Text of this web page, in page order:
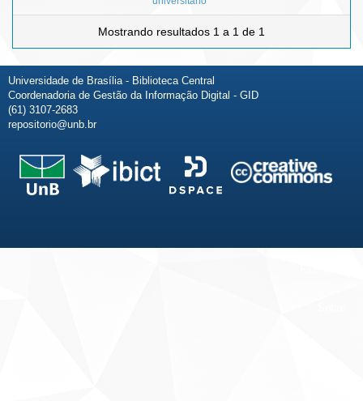
Mostrando resultados 1 a 1 de 1
Universidade de Brasília - Biblioteca Central
Coordenadoria de Gestão da Informação Digital - GID
(61) 3107-2683
repositorio@unb.br